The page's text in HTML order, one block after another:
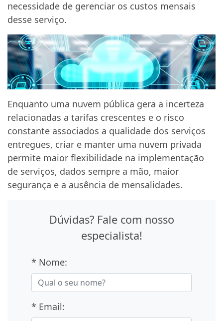
necessidade de gerenciar os custos mensais
desse serviço.
Enquanto uma nuvem pública gera a incerteza
relacionadas a tarifas crescentes e o risco
constante associados a qualidade dos serviços
entregues, criar e manter uma nuvem privada
permite maior flexibilidade na implementação
de serviços, dados sempre a mão, maior
segurança e a ausência de mensalidades.
Dúvidas? Fale com nosso
especialista!
* Nome:
* Email: